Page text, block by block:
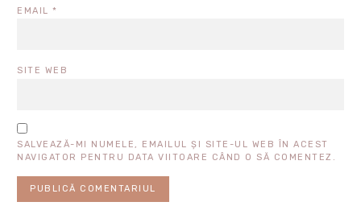
EMAIL *
SITE WEB
SALVEAZĂ-MI NUMELE, EMAILUL ȘI SITE-UL WEB ÎN ACEST
NAVIGATOR PENTRU DATA VIITOARE CÂND O SĂ COMENTEZ.